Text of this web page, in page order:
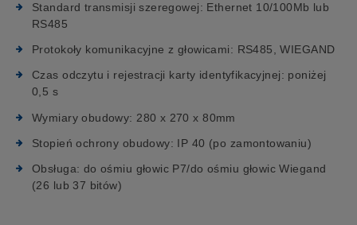
Standard transmisji szeregowej: Ethernet 10/100Mb lub
RS485
Protokoły komunikacyjne z głowicami: RS485, WIEGAND
Czas odczytu i rejestracji karty identyfikacyjnej: poniżej
0,5 s
Wymiary obudowy: 280 x 270 x 80mm
Stopień ochrony obudowy: IP 40 (po zamontowaniu)
Obsługa: do ośmiu głowic P7/do ośmiu głowic Wiegand
(26 lub 37 bitów)